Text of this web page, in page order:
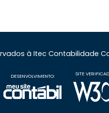
à Itec Contabilidade
DESENVOLVIMENTO: SITE